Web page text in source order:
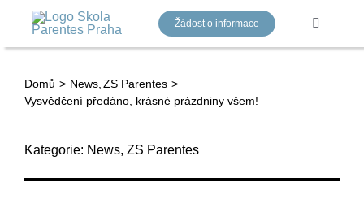
Přeskočit
obsah
Žádost o informace
Toggle
Mateřská škola
Základní škola
Domů News ZS Parentes
Vysvědčení předáno, krásné prázdniny všem!
Kategorie: News, ZS Parentes